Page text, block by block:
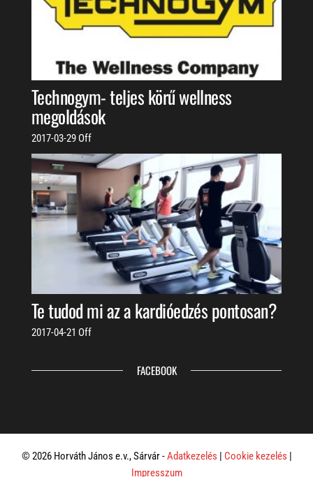
Technogym- teljes körű wellness
megoldások
2017-03-29 Off
Te tudod mi az a kardióedzés pontosan?
2017-04-21 Off
FACEBOOK
© 2026 Horváth János e.v., Sárvár -Adatkezelés | Cookie kezelés |
Impresszum